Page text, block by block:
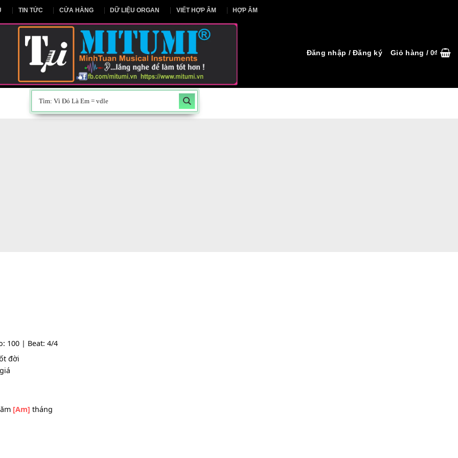
CHỦ TIN TỨC CỬA HÀNG DỮ LIỆU ORGAN VIẾT HỢP ÂM
Đăng nhập / Đăng ký
100 | Beat: 4/4
giá